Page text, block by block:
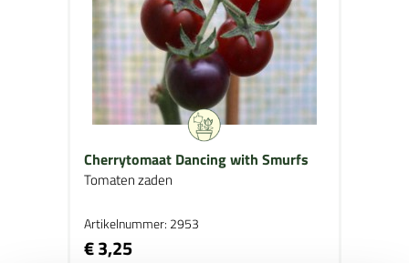
Cherrytomaat Dancing with Smurfs
Tomaten zaden
Artikelnummer: 2953
€ 3,25